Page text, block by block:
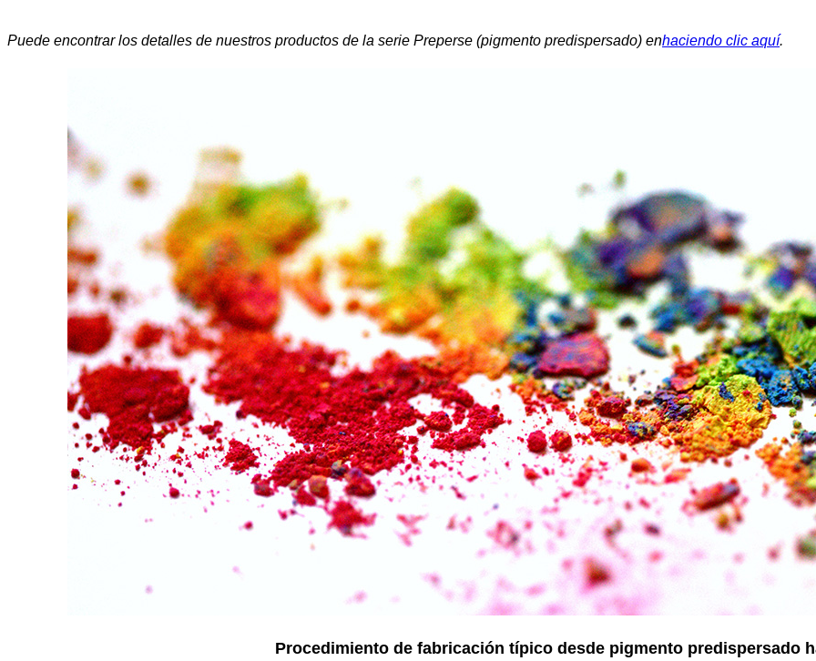
Puede encontrar los detalles de nuestros productos de la serie Preperse (pigmento predispersado) enhaciendo clic aquí.
Procedimiento de fabricación típico desde pigmento predispersado